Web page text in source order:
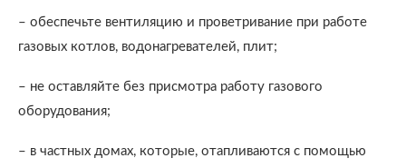
– обеспечьте вентиляцию и проветривание при работе
газовых котлов, водонагревателей, плит;
– не оставляйте без присмотра работу газового
оборудования;
– в частных домах, которые, отапливаются с помощью